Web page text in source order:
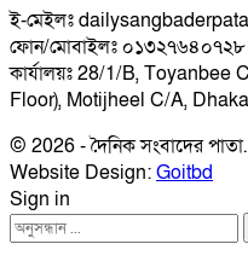
ই-মেইলঃ
ফোন/মোবাইলঃ ০১৩২৭৬৪০৭২৮
কার্যালয়ঃ 28/1/B,
Floor), Motijheel C/A,
© 2026 - দৈনিক সংবাদের
Website Design:Goitbd
Sign in